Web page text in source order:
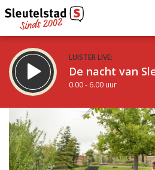
LUISTER LIVE:
De nacht van
0.00 - 6.00 uur
STRAKS:
De ochtend van Sleutelstad
6.00 - 12.00 uur
Vorig uur
uur 1 van 0